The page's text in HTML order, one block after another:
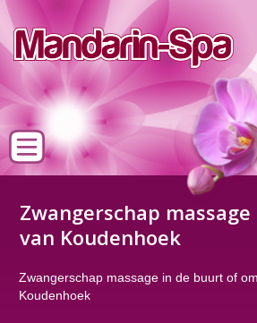
Zwangerschap
van Koudenhoek
Zwangerschap massage in de buurt of
Koudenhoek